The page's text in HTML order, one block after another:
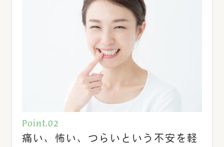
当医院では、院内感染管理者を配置しており、院内感
染防止対策について十分な体制を整備しています。
⋆歯科診療特別対応連携加算
安心で安全な歯科医療環境の提供を行うために、以下
の装置・器具を備えています。
・自動体外式除細動器（ＡＥＤ） ・経皮的酸素飽和度
測定器（パルスオキシメーター） ・酸素（人工呼吸・
科医療機関と連携しています。連携先医療機関名 ：日
Point.02
痛い、怖い、つらいという不安を軽